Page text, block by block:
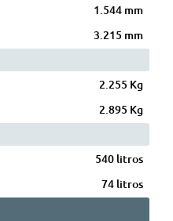
1.544 mm
3.215 mm
2.255 Kg
2.895 Kg
540 litros
74 litros